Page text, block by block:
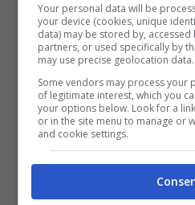
Passeggiando per il
Your personal data will be
your device (cookies, unique
data) may be stored by,
partners, or used specifically by
may use precise geolocation data.
Some vendors may process your
of legitimate interest, which you
your options below. Look for a
or in the site menu to manage or
and cookie settings.